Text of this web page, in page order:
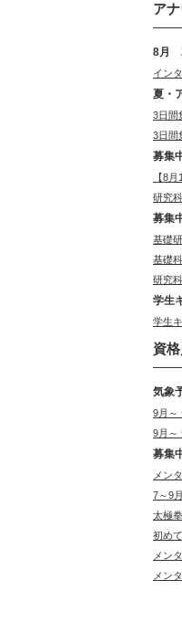
ア
8月
イン
夏・
3日間
3日間
募集
【8
研究
募集
基礎
基礎科
研究科
学生
学生
資
気象
9月～
9月～
募集
メン
7～9
太極拳
初め
メン
メン